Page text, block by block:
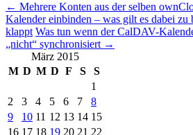
← Mehrere Konten aus der selben
Kalender einbinden – was gilt es dabei zu
klappt Was tun wenn der CalDAV-
„nicht“ synchronisiert →
März 2015
M D M D F S
S
1
2
3 4 5 6 7
8
9
10 11 12 13 14 15
16 17 18 19 20 21 22